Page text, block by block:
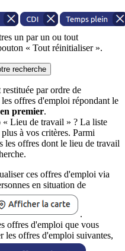
un par un ou tout
« Tout réinitialiser ».
recherche
par ordre de
offres d'emploi répondant le
premier.
« Lieu de travail » ? La liste
à vos critères. Parmi
les offres dont le lieu de travail
ces offres d'emploi via
en situation de
.
offres d'emploi que vous
les offres d'emploi suivantes,